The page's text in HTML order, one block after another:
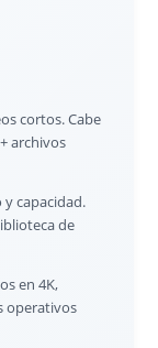
cortos. Cabe
archivos
capacidad.
de
en 4K,
operativos